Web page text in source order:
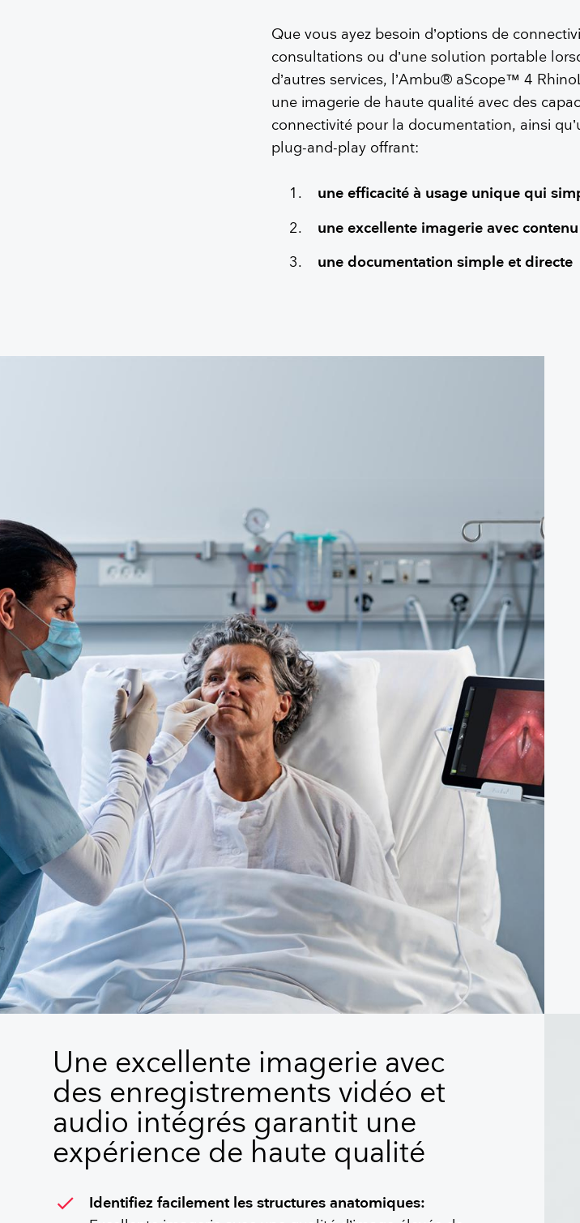
Que vous ayez besoin d’options de
consultations ou d’une solution portable
d’autres services, l’Ambu® aScope™ 4
une imagerie de haute qualité avec des
connectivité pour la documentation, ainsi
plug-and-play offrant:
une efficacité à usage unique qui
une excellente imagerie avec
une documentation simple et directe
Une excellente imagerie avec
des enregistrements vidéo et
audio intégrés garantit une
expérience de haute qualité
check
Identifiez facilement les structures anatomiques: